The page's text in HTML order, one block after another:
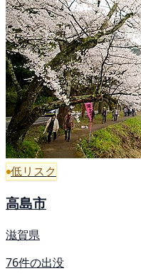
低リスク
高島市
滋賀県
76件の出没